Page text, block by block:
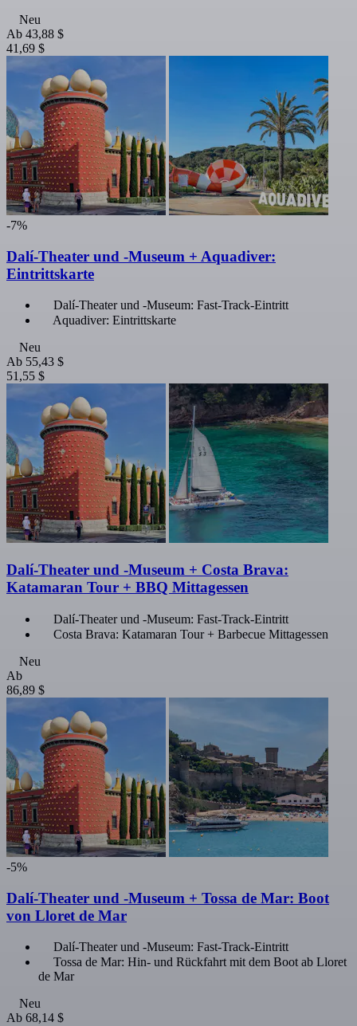
Neu
Ab 43,88 $
41,69 $
-7%
Dalí-Theater und -Museum + Aquadiver:
Eintrittskarte
Dalí-Theater und -Museum: Fast-Track-Eintritt
Aquadiver: Eintrittskarte
Neu
Ab 55,43 $
51,55 $
Dalí-Theater und -Museum + Costa Brava:
Katamaran Tour + BBQ Mittagessen
Dalí-Theater und -Museum: Fast-Track-Eintritt
Costa Brava: Katamaran Tour + Barbecue Mittagessen
Neu
Ab
86,89 $
-5%
Dalí-Theater und -Museum + Tossa de Mar: Boot
von Lloret de Mar
Dalí-Theater und -Museum: Fast-Track-Eintritt
Tossa de Mar: Hin- und Rückfahrt mit dem Boot ab Lloret
de Mar
Neu
Ab 68,14 $